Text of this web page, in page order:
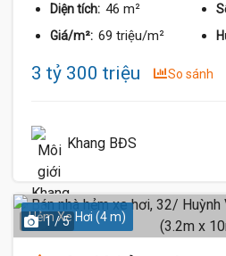
Diện tích: 46 m²
Giá/m²: 69 triệu/m²
3 tỷ 300 triệu So sánh
Khang BĐS
Hẻm Xe Hơi (4 m)
1 / 5